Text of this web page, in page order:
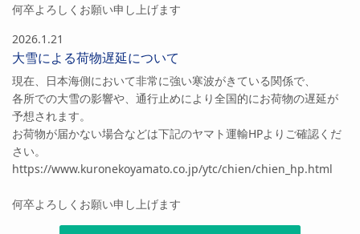
何卒よろしくお願い申し上げます
2026.1.21
大雪による荷物遅延について
現在、日本海側において非常に強い寒波がきている関係で、
各所での大雪の影響や、通行止めにより全国的にお荷物の遅延が
予想されます。
お荷物が届かない場合などは下記のヤマト運輸HPよりご確認くだ
さい。
https://www.kuronekoyamato.co.jp/ytc/chien/chien_hp.html
何卒よろしくお願い申し上げます